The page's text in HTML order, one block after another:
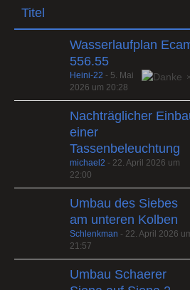
Titel
Wasserlaufplan
556.55
Heini-22 - 5. Mai
2026 um 20:28
Nachträglicher
einer
Tassenbeleuchtung
michael2 - 22. April 2026 um
22:00
Umbau des Siebes
am unteren Kolben
Schlenkman - 22. April 2026
21:57
Umbau Schaerer